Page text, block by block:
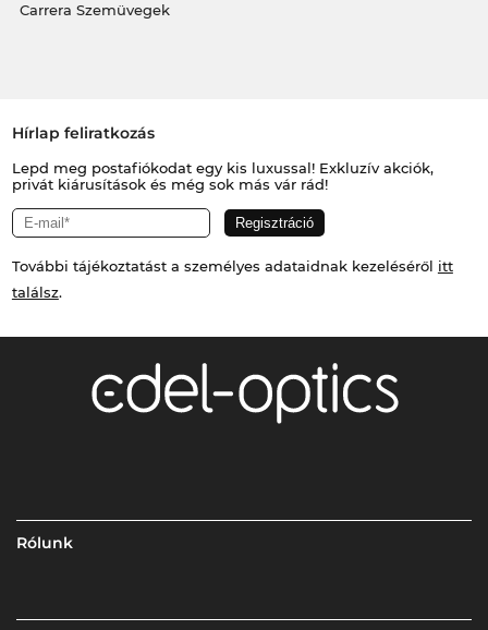
Carrera Szemüvegek
Hírlap feliratkozás
Lepd meg postafiókodat egy kis luxussal! Exkluzív akciók,
privát kiárusítások és még sok más vár rád!
További tájékoztatást a személyes adataidnak kezeléséről itt
találsz.
Rólunk